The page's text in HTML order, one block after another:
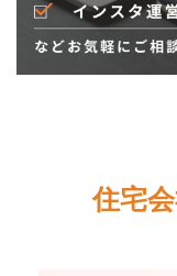
住宅